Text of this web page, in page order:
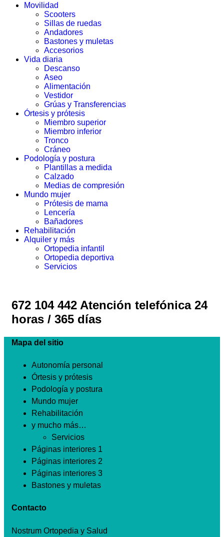
Movilidad
Scooters
Sillas de ruedas
Andadores
Bastones y muletas
Accesorios
Vida diaria
Descanso
Aseo
Alimentación
Vestidor
Grúas y Transferencias
Órtesis y prótesis
Miembro superior
Miembro inferior
Tronco
Cráneo
Podología y postura
Plantillas a medida
Calzado
Medias de compresión
Mundo mujer
Prótesis de mama
Lencería
Bañadores
Rehabilitación
Alquiler y más
Ortopedia infantil
Ortopedia deportiva
Servicios
672 104 442 Atención telefónica 24
horas / 365 días
Mapa del sitio
Autonomía personal
Órtesis y prótesis
Podología y postura
Mundo mujer
Rehabilitación
y mucho más…
Servicios
Páginas interiores 1
Páginas interiores 2
Páginas interiores 3
Bastones y muletas
Contacto
Nostrum Ortopedia y Salud